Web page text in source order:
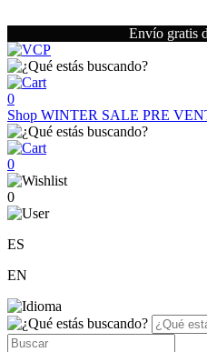
Envío gratis
0
Shop WINTER SALE PRE
0
0
ES
EN